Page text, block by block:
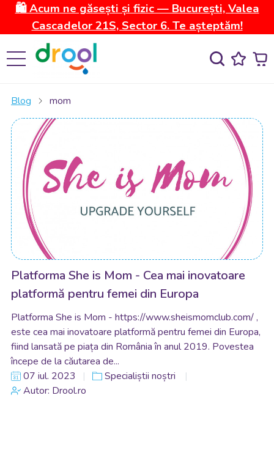
🛍️ Acum ne găsești și fizic — București, Valea
Cascadelor 21S, Sector 6. Te așteptăm!
Blog mom
Platforma She is Mom - Cea mai inovatoare
platformă pentru femei din Europa
Platforma She is Mom - https://www.sheismomclub.com/ ,
este cea mai inovatoare platformă pentru femei din Europa,
fiind lansată pe piața din România în anul 2019. Povestea
începe de la căutarea de...
07 iul. 2023
Specialiștii noștri
Autor: Drool.ro